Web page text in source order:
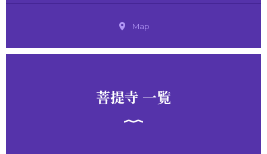
Map
菩提寺 一覧